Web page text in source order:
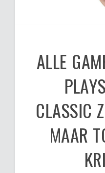
ALLE
CLASSIC
MAAR